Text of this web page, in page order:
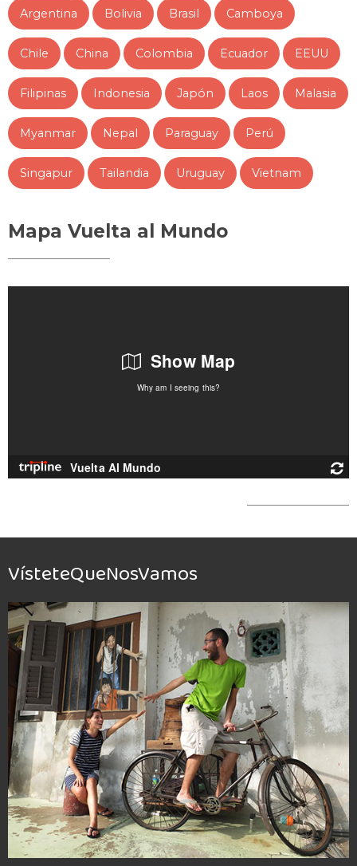
Argentina Bolivia Brasil Camboya
Chile China Colombia Ecuador EEUU
Filipinas Indonesia Japón Laos Malasia
Myanmar Nepal Paraguay Perú
Singapur Tailandia Uruguay Vietnam
Mapa Vuelta al Mundo
VísteteQueNosVamos